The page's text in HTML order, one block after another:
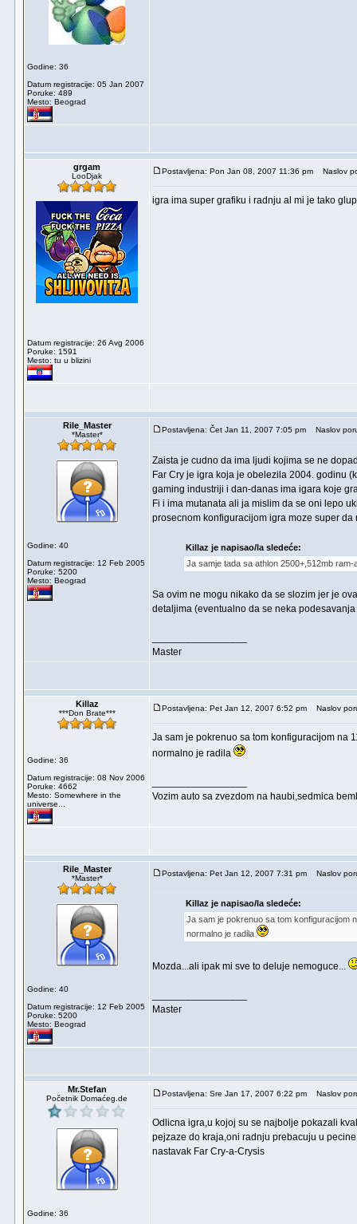
Godine: 36
Datum registracije: 05 Jan 2007
Poruke: 489
Mesto: Beograd
grgam
LooDjak
Datum registracije: 26 Avg 2006
Poruke: 1591
Mesto: tu u blizini
Postavljena: Pon Jan 08, 2007 11:36 pm Naslov
igra ima super grafiku i radnju al mi je tako
Rile_Master
*Master*
Godine: 40
Datum registracije: 12 Feb 2005
Poruke: 5200
Mesto: Beograd
Postavljena: Čet Jan 11, 2007 7:05 pm Naslov
Zaista je cudno da ima ljudi kojima se ne
Far Cry je igra koja je obelezila 2004. godinu
gaming industriji i dan-danas ima igara koje
Fi i ima mutanata ali ja mislim da se oni lepo
prosecnom konfiguracijom igra moze super
Killaz je napisao/la sledeće:
Ja samje tada sa athlon 2500+,512mb
Sa ovim ne mogu nikako da se slozim jer je
detaljima (eventualno da se neka
Master
Killaz
***Don Brate***
Godine: 36
Datum registracije: 08 Nov 2006
Poruke: 4662
Mesto: Somewhere in the
universe...
Postavljena: Pet Jan 12, 2007 6:52 pm Naslov
Ja sam je pokrenuo sa tom konfiguracijom na
normalno je radila
Vozim auto sa zvezdom na haubi,sedmica
Rile_Master
*Master*
Godine: 40
Datum registracije: 12 Feb 2005
Poruke: 5200
Mesto: Beograd
Postavljena: Pet Jan 12, 2007 7:31 pm Naslov
Killaz je napisao/la sledeće:
Ja sam je pokrenuo sa tom konfiguracijom
normalno je radila
Mozda...ali ipak mi sve to deluje nemoguce...
Master
Mr.Stefan
Početnik Domaćeg.de
Godine: 36
Postavljena: Sre Jan 17, 2007 6:22 pm Naslov
Odlicna igra,u kojoj su se najbolje pokazali
pejzaze do kraja,oni radnju prebacuju u
nastavak Far Cry-a-Crysis